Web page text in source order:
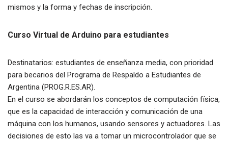
mismos y la forma y fechas de inscripción.
Curso Virtual de Arduino para estudiantes
Destinatarios: estudiantes de enseñanza media, con prioridad
para becarios del Programa de Respaldo a Estudiantes de
Argentina (PROG.R.ES.AR).
En el curso se abordarán los conceptos de computación física,
que es la capacidad de interacción y comunicación de una
máquina con los humanos, usando sensores y actuadores. Las
decisiones de esto las va a tomar un microcontrolador que se